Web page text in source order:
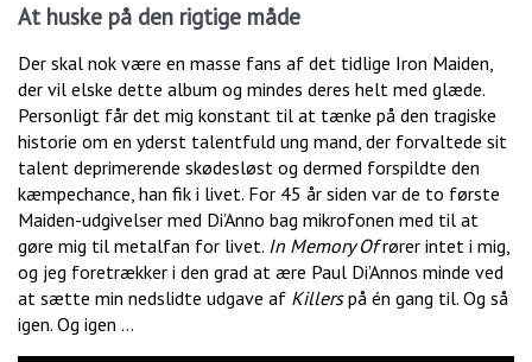
At huske på den rigtige måde
Der skal nok være en masse fans af det tidlige Iron Maiden,
der vil elske dette album og mindes deres helt med glæde.
Personligt får det mig konstant til at tænke på den tragiske
historie om en yderst talentfuld ung mand, der forvaltede sit
talent deprimerende skødesløst og dermed forspildte den
kæmpechance, han fik i livet. For 45 år siden var de to første
Maiden-udgivelser med Di’Anno bag mikrofonen med til at
gøre mig til metalfan for livet. In Memory Ofrører intet i mig,
og jeg foretrækker i den grad at ære Paul Di’Annos minde ved
at sætte min nedslidte udgave af Killerspå én gang til. Og så
igen. Og igen …